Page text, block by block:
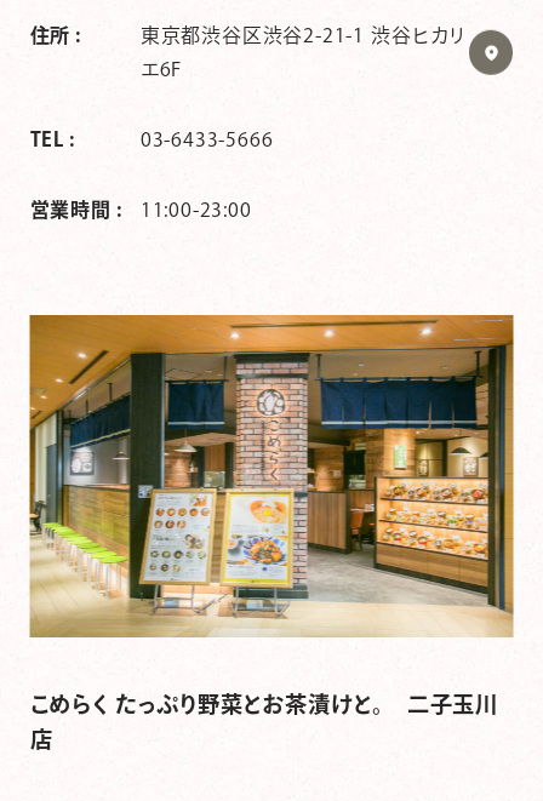
住所 :
東京都渋谷区渋谷2-21-1 渋谷ヒカリ
エ6F
TEL : 03-6433-5666
営業時間 : 11:00-23:00
こめらく たっぷり野菜とお茶漬けと。 二子玉川
店